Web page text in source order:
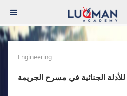
Engineering
للأدلة الجنائية في مسرح الجريمة